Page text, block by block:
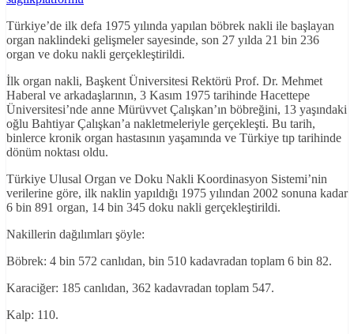
Türkiye’de ilk defa 1975 yılında yapılan böbrek nakli ile başlayan
organ naklindeki gelişmeler sayesinde, son 27 yılda 21 bin 236
organ ve doku nakli gerçekleştirildi.
İlk organ nakli, Başkent Üniversitesi Rektörü Prof. Dr. Mehmet
Haberal ve arkadaşlarının, 3 Kasım 1975 tarihinde Hacettepe
Üniversitesi’nde anne Mürüvvet Çalışkan’ın böbreğini, 13 yaşındaki
oğlu Bahtiyar Çalışkan’a nakletmeleriyle gerçekleşti. Bu tarih,
binlerce kronik organ hastasının yaşamında ve Türkiye tıp tarihinde
dönüm noktası oldu.
Türkiye Ulusal Organ ve Doku Nakli Koordinasyon Sistemi’nin
verilerine göre, ilk naklin yapıldığı 1975 yılından 2002 sonuna kadar
6 bin 891 organ, 14 bin 345 doku nakli gerçekleştirildi.
Nakillerin dağılımları şöyle:
Böbrek: 4 bin 572 canlıdan, bin 510 kadavradan toplam 6 bin 82.
Karaciğer: 185 canlıdan, 362 kadavradan toplam 547.
Kalp: 110.